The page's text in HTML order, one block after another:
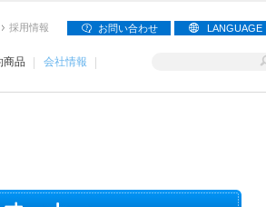
採用情報 お問い合わせ LANGUAGE
商品 会社情報